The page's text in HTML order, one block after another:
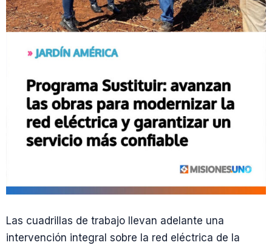
Las cuadrillas de trabajo llevan adelante una
intervención integral sobre la red eléctrica de la